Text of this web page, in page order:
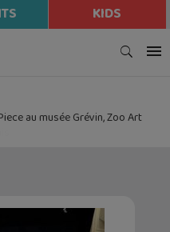
KIDS
au musée Grévin, Zoo Art